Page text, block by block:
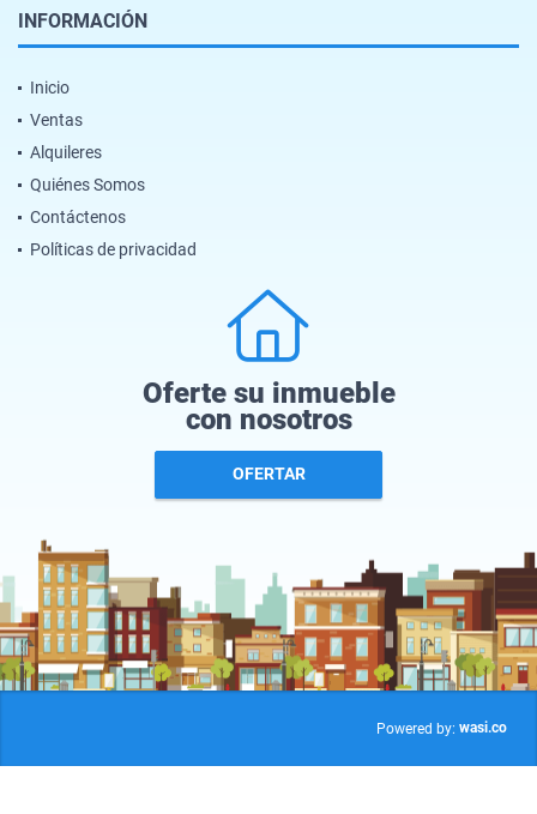
INFORMACIÓN
Inicio
Ventas
Alquileres
Quiénes Somos
Contáctenos
Políticas de privacidad
Oferte su inmueble
con nosotros
OFERTAR
Powered by: wasi.co